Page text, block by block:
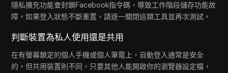
隱私擴充功能會封鎖Facebook指令碼，導致工作階段儲存功能故
障。如果登入狀態不斷重置，請逐一關閉這類工具並再次測試。
判斷裝置為私人使用還是共用
在有螢幕鎖定的個人手機或個人筆電上，自動登入通常是安全
的。但共用裝置則不同，只要其他人能開啟你的瀏覽器設定檔，